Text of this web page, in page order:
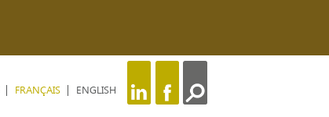
FRANÇAIS ENGLISH